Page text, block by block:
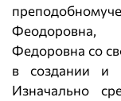
Феодоровна,
Федоровна со
в создании и
Изначально